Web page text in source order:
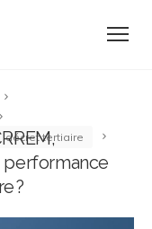
décret tertiaire
?